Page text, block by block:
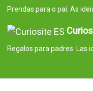
Prendas para o pai. As
Regalos para padres. Las